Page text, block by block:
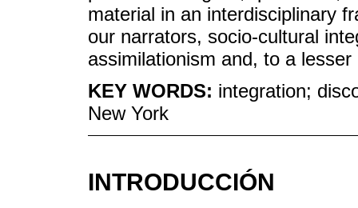
material in an interdisciplinary
our narrators, socio-cultural
assimilationism and, to a
KEY WORDS: integration;
New York
INTRODUCCIÓN